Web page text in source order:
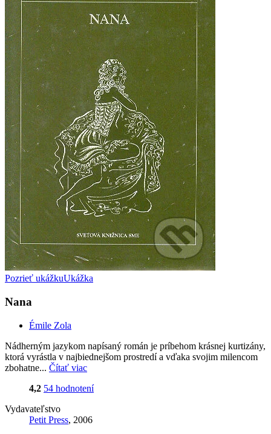
Pozrieť ukážkuUkážka
Nana
Émile Zola
Nádherným jazykom napísaný román je príbehom krásnej kurtizány,
ktorá vyrástla v najbiednejšom prostredí a vďaka svojim milencom
zbohatne... Čítať viac
4,2 54 hodnotení
Vydavateľstvo
Petit Press, 2006